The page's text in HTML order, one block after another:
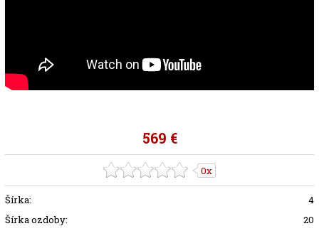
569 €
0x
Šírka:
4
Šírka ozdoby:
20